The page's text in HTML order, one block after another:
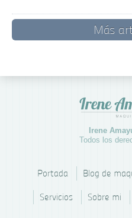
Más
Irene
Todos los
Portada Blog de
Servicios Sobre mi